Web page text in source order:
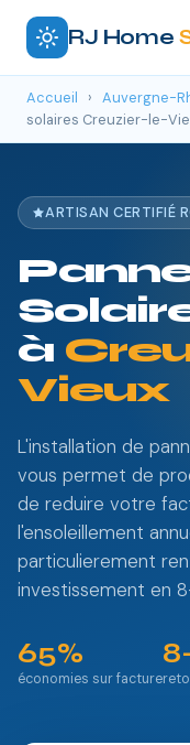
RJ Home
Accueil › Auvergne-
solaires Creuzier-le-
ARTISAN CERTIFIÉ
à
Vieux
L'installation de
vous permet de
de reduire votre
l'ensoleillement
particulierement
investissement en
65%
économies sur facture